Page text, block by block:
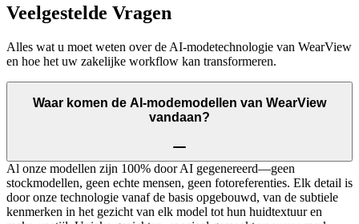
Veelgestelde Vragen
Alles wat u moet weten over de AI-modetechnologie van WearView
en hoe het uw zakelijke workflow kan transformeren.
Waar komen de AI-modemodellen van WearView
vandaan?
Al onze modellen zijn 100% door AI gegenereerd—geen
stockmodellen, geen echte mensen, geen fotoreferenties. Elk detail is
door onze technologie vanaf de basis opgebouwd, van de subtiele
kenmerken in het gezicht van elk model tot hun huidtextuur en